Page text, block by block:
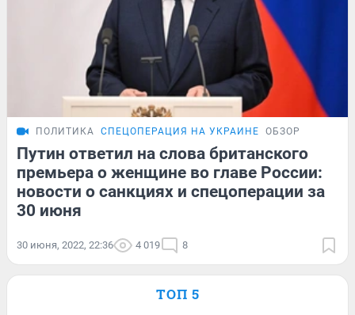
ПОЛИТИКА СПЕЦОПЕРАЦИЯ НА УКРАИНЕ ОБЗОР
Путин ответил на слова британского
премьера о женщине во главе России:
новости о санкциях и спецоперации за
30 июня
30 июня, 2022, 22:36 4 019 8
ТОП 5